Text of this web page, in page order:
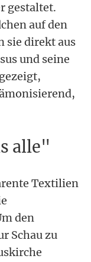
gestaltet.
auf den
sie direkt aus
und seine
alle"
Textilien
den
Schau zu